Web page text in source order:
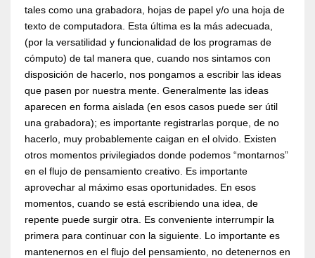
tales como una grabadora, hojas de papel y/o una hoja de
texto de computadora. Esta última es la más adecuada,
(por la versatilidad y funcionalidad de los programas de
cómputo) de tal manera que, cuando nos sintamos con
disposición de hacerlo, nos pongamos a escribir las ideas
que pasen por nuestra mente. Generalmente las ideas
aparecen en forma aislada (en esos casos puede ser útil
una grabadora); es importante registrarlas porque, de no
hacerlo, muy probablemente caigan en el olvido. Existen
otros momentos privilegiados donde podemos “montarnos”
en el flujo de pensamiento creativo. Es importante
aprovechar al máximo esas oportunidades. En esos
momentos, cuando se está escribiendo una idea, de
repente puede surgir otra. Es conveniente interrumpir la
primera para continuar con la siguiente. Lo importante es
mantenernos en el flujo del pensamiento, no detenernos en